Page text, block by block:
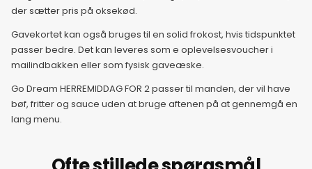
der sætter pris på oksekød.
Gavekortet kan også bruges til en solid frokost, hvis tidspunktet
passer bedre. Det kan leveres som e oplevelsesvoucher i
mailindbakken eller som fysisk gaveæske.
Go Dream HERREMIDDAG FOR 2 passer til manden, der vil have
bøf, fritter og sauce uden at bruge aftenen på at gennemgå en
lang menu.